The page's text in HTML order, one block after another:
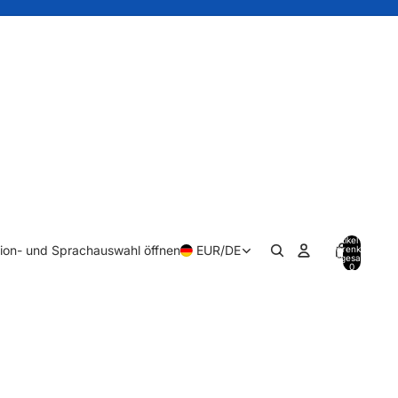
und Sprachauswahl öffnen EUR/DE
Artikel im
Warenkorb
insgesamt:
0